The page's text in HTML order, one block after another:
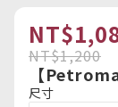
NT$1,200
【
尺寸